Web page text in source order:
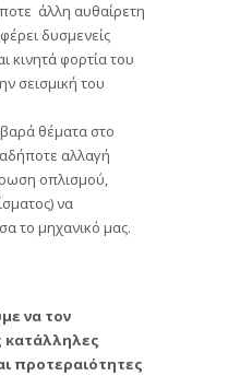
άλλη αυθαίρετη
δυσμενείς
κινητά φορτία του
σεισμική του
θέματα στο
αλλαγή
οπλισμού,
να
το μηχανικό μας.
να τον
κατάλληλες
προτεραιότητες